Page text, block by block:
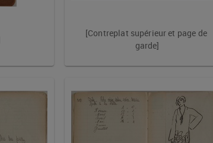
[Contreplat supérieur et page de
garde]